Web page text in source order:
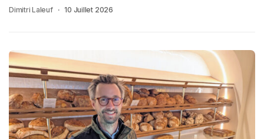
Dimitri Laleuf 10 Juillet 2026